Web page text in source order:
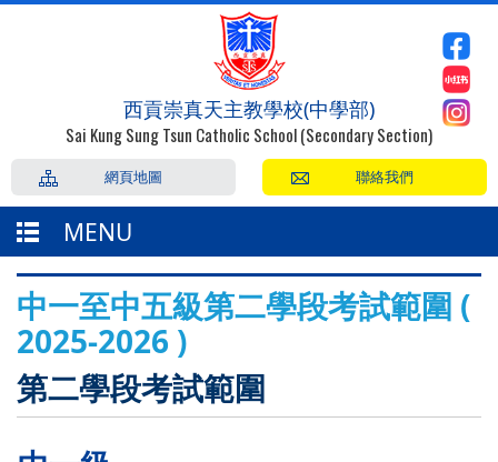
西貢崇真天主教學校(中學部)
Sai Kung Sung Tsun Catholic School (Secondary Section)
聯絡我們
網頁地圖
MENU
中一至中五級第二學段考試範圍 (
2025-2026 )
第二學段考試範圍